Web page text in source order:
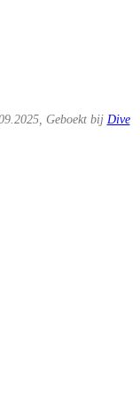
Geboekt bij Dive